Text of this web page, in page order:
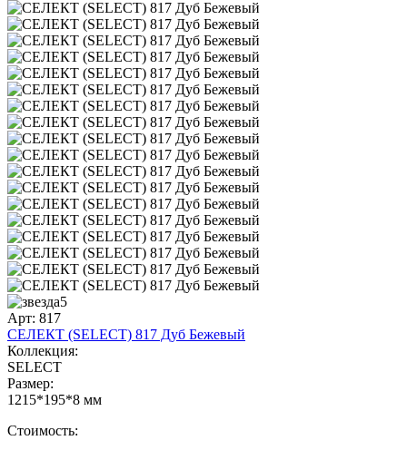
5
Арт: 817
СЕЛЕКТ (SELECT) 817 Дуб Бежевый
Коллекция:
SELECT
Размер:
1215*195*8 мм
Стоимость: